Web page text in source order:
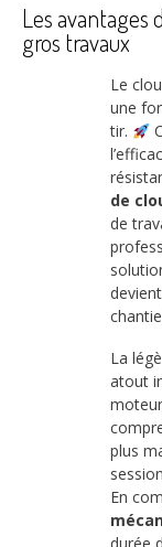
Les avantages
gros travaux
Le
une
tir.
de
de
La
atout
plus
En